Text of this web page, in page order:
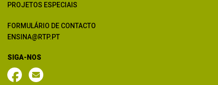
PROJETOS ESPECIAIS
FORMULÁRIO DE CONTACTO
ENSINA@RTP.PT
SIGA-NOS